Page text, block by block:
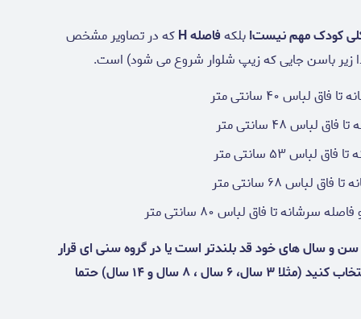
کودک مهم نیست!بلکهفاصله H
که در تصاویر مشخص
زیر باسن جایی که زیپ شلوار شروع می شود) است.
و سال های خود قد بلندتر است یا در گروه سنی ای قرار
دارد که مشخص نیست کدام یک از سایز ها را باید انتخاب کنید (مثلا ۳ سال، ۶ سال ، ۸ سال و ۱۴ سال) حتما